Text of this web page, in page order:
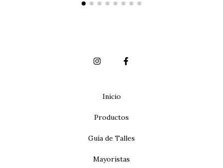
Inicio
Productos
Guía de Talles
Mayoristas